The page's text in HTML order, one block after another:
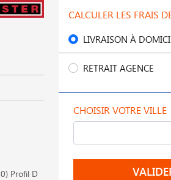
Profil D
CALCULER LES FRAIS
LIVRAISON À
RETRAIT AGENCE
CHOISIR VOTRE VILLE